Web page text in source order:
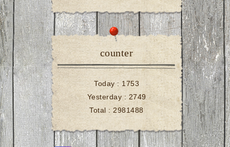
counter
Today : 1753
Yesterday : 2749
Total :2981488